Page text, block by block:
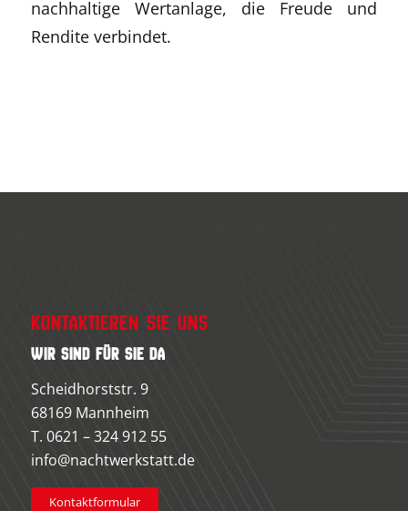
nachhaltige Wertanlage, die Freude und
Rendite verbindet.
Kontaktieren Sie uns
Wir sind für Sie da
Scheidhorststr. 9
68169 Mannheim
T. 0621 – 324 912 55
info@nachtwerkstatt.de
Kontaktformular